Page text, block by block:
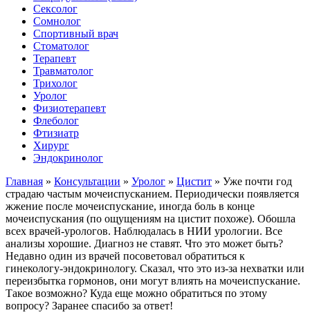
Сексолог
Сомнолог
Спортивный врач
Стоматолог
Терапевт
Травматолог
Трихолог
Уролог
Физиотерапевт
Флеболог
Фтизиатр
Хирург
Эндокринолог
Главная » Консультации » Уролог » Цистит » Уже почти год
страдаю частым мочеиспусканием. Периодически появляется
жжение после мочеиспускание, иногда боль в конце
мочеиспускания (по ощущениям на цистит похоже). Обошла
всех врачей-урологов. Наблюдалась в НИИ урологии. Все
анализы хорошие. Диагноз не ставят. Что это может быть?
Недавно один из врачей посоветовал обратиться к
гинекологу-эндокринологу. Сказал, что это из-за нехватки или
переизбытка гормонов, они могут влиять на мочеиспускание.
Такое возможно? Куда еще можно обратиться по этому
вопросу? Заранее спасибо за ответ!